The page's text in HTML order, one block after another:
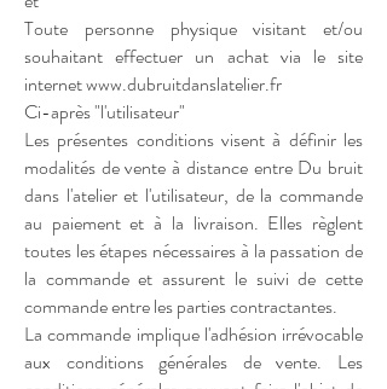
Toute personne physique visitant et/ou
souhaitant effectuer un achat via le site
internet www.dubruitdanslatelier.fr
Ci-après "l'utilisateur"
Les présentes conditions visent à définir les
modalités de vente à distance entre Du bruit
dans l'atelier et l'utilisateur, de la commande
au paiement et à la livraison. Elles règlent
toutes les étapes nécessaires à la passation de
la commande et assurent le suivi de cette
commande entre les parties contractantes.
La commande implique l'adhésion irrévocable
aux conditions générales de vente. Les